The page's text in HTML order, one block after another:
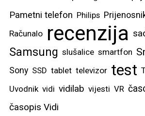
Pametni telefon Philips
Računalo recenzija
Samsung slušalice smartfon
Sony SSD tablet televizor test
Uvodnik vidi vidilab vijesti VR
časopis Vidi